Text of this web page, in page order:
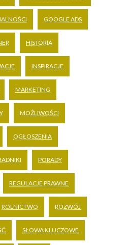
GOOGLE ADS
HISTORIA
INSPIRACJE
MARKETING
MOŻLIWOŚCI
OGŁOSZENIA
PORADY
REGULACJE PRAWNE
ROLNICTWO ROZWÓJ
SŁOWA KLUCZOWE